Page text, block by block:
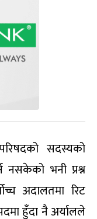
सदस्यको
नसकेको भनी प्रश्न
अदालतमा रिट
हुँदा नै अर्यालले